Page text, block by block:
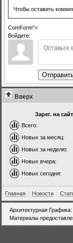
Чтобы оставить
ComForm">
Войдите:
Вверх
Зарег. на
Всего:
Новых за месяц:
Новых за неделю:
Новых вчера:
Новых сегодня:
Главная | Новости |
Архитектурная
Материалы